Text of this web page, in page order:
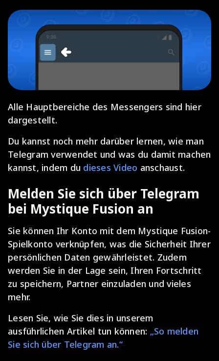
Alle Hauptbereiche des Messengers sind hier
dargestellt.
Du kannst noch mehr darüber lernen, wie man
Telegram verwendet und was du damit machen
kannst, indem du dieses Video anschaust.
Melden Sie sich über Telegram
bei Mystique Fusion an
Sie können Ihr Konto mit dem Mystique Fusion-
Spielkonto verknüpfen, was die Sicherheit Ihrer
persönlichen Daten gewährleistet. Zudem
werden Sie in der Lage sein, Ihren Fortschritt
zu speichern, Partner einzuladen und vieles
mehr.
Lesen Sie, wie Sie dies in unserem
ausführlichen Artikel tun können: „So melden
Sie sich über Telegram an.“